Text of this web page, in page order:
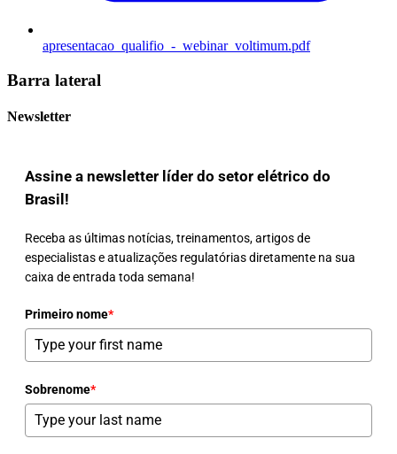
apresentacao_qualifio_-_webinar_voltimum.pdf
Barra lateral
Newsletter
Assine a newsletter líder do setor elétrico do
Brasil!
Receba as últimas notícias, treinamentos, artigos de
especialistas e atualizações regulatórias diretamente na sua
caixa de entrada toda semana!
Primeiro nome*
Sobrenome*